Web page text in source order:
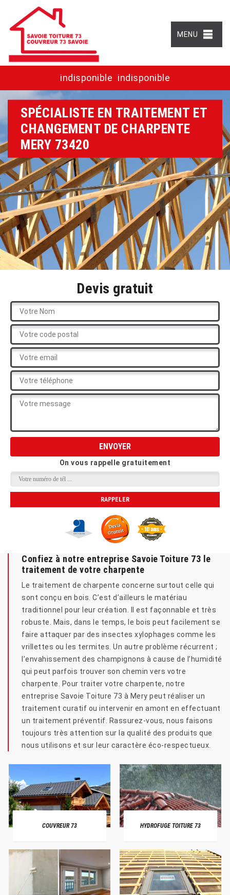
MENU
indisponible indisponible
SPÉCIALISTE EN TRAITEMENT ET
CHANGEMENT DE CHARPENTE
MERY 73420
Devis gratuit
On vous rappelle gratuitement
Confiez à notre entreprise Savoie Toiture 73 le
traitement de votre charpente
Le traitement de charpente concerne surtout celle qui
sont conçu en bois. C’est d’ailleurs le matériau
traditionnel pour leur création. Il est façonnable et très
robuste. Mais, dans le temps, le bois peut facilement se
faire attaquer par des insectes xylophages comme les
vrillettes ou les termites. Un autre problème récurrent ;
l’envahissement des champignons à cause de l’humidité
qui peut parfois trouver son chemin vers votre
charpente. Pour traiter votre charpente, notre
entreprise Savoie Toiture 73 à Mery peut réaliser un
traitement curatif ou intervenir en amont en effectuant
un traitement préventif. Rassurez-vous, nous faisons
toujours très attention sur la qualité des produits que
nous utilisons et sur leur caractère éco-respectueux.
COUVREUR 73 HYDROFUGE TOITURE 73